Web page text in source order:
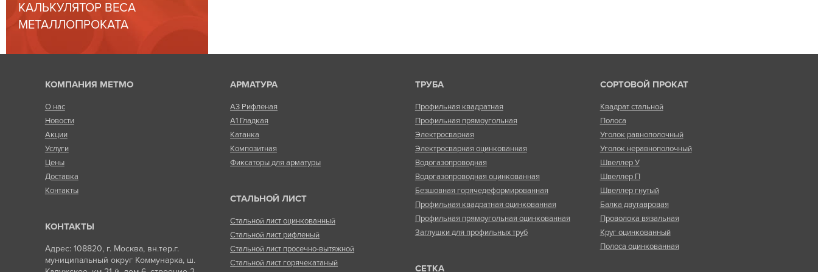
КАЛЬКУЛЯТОР ВЕСА
МЕТАЛЛОПРОКАТА
КОМПАНИЯ МЕТМО
О нас
Новости
Акции
Услуги
Цены
Доставка
Контакты
КОНТАКТЫ
Адрес: 108820, г. Москва, вн.тер.г.
муниципальный округ Коммунарка, ш.
АРМАТУРА
А3 Рифленая
А1 Гладкая
Катанка
Композитная
Фиксаторы для арматуры
СТАЛЬНОЙ ЛИСТ
Стальной лист оцинкованный
Стальной лист рифленый
Стальной лист просечно-вытяжной
Стальной лист горячекатаный
ТРУБА
Профильная квадратная
Профильная прямоугольная
Электросварная
Электросварная оцинкованная
Водогазопроводная
Водогазопроводная оцинкованная
Безшовная горячедеформированная
Профильная квадратная оцинкованная
Профильная прямоугольная оцинкованная
Заглушки для профильных труб
СЕТКА
СОРТОВОЙ ПРОКАТ
Квадрат стальной
Полоса
Уголок равнополочный
Уголок неравнополочный
Швеллер У
Швеллер П
Швеллер гнутый
Балка двутавровая
Проволока вязальная
Круг оцинкованный
Полоса оцинкованная